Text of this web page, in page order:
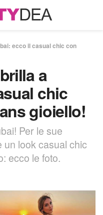
ecco il casual chic con
a
chic
gioiello!
Per le sue
un look casual chic
ecco le foto.